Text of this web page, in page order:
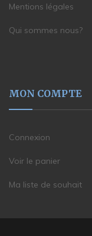
Mentions légales
Qui sommes nous?
MON COMPTE
Connexion
Voir le panier
Ma liste de souhait